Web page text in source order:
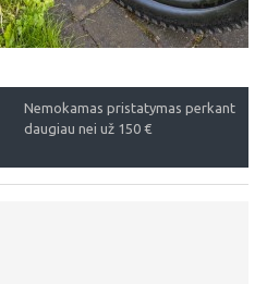
Nemokamas pristatymas perkant
daugiau nei už 150 €